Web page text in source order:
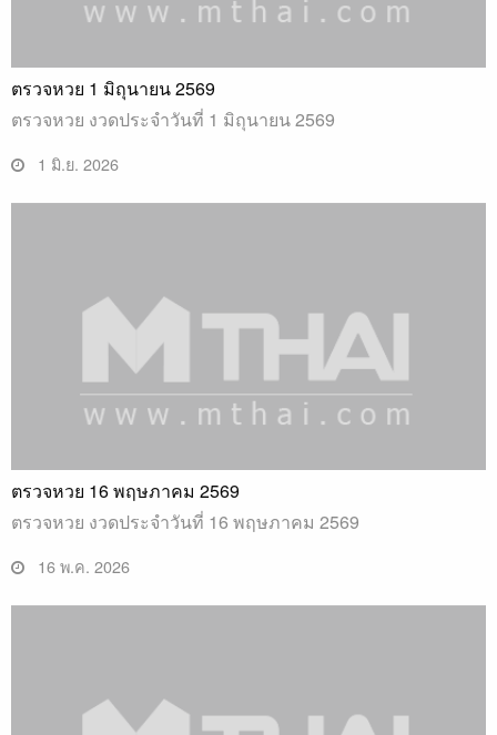
ตรวจหวย 1 มิถุนายน 2569
ตรวจหวย งวดประจำวันที่ 1 มิถุนายน 2569
1 มิ.ย. 2026
ตรวจหวย 16 พฤษภาคม 2569
ตรวจหวย งวดประจำวันที่ 16 พฤษภาคม 2569
16 พ.ค. 2026